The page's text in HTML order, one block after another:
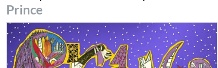
Prince